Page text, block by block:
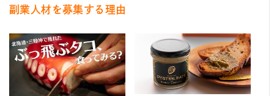
副業人材を募集する理由